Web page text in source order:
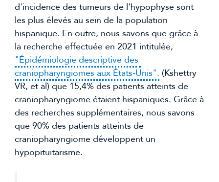
d'incidence des tumeurs de l'hypophyse sont
les plus élevés au sein de la population
hispanique. En outre, nous savons que grâce à
"Épidémiologie descriptive des
craniopharyngiomes aux États-Unis". (Kshettry
VR, et al) que 15,4% des patients atteints de
craniopharyngiome étaient hispaniques. Grâce à
des recherches supplémentaires, nous savons
que 90% des patients atteints de
craniopharyngiome développent un
hypopituitarisme.